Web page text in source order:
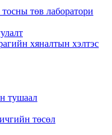
төв лаборатори
хяналтын хэлтэс
тушаал
төсөл